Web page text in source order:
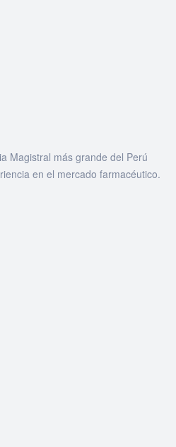
Magistral más grande del Perú
en el mercado farmacéutico.